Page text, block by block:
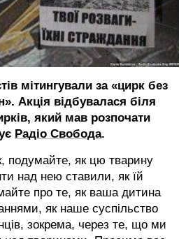
мітингували за «цирк без
Акція відбувалася біля
який мав розпочати
Радіо Свобода.
подумайте, як цю тварину
над нею ставили, як їй
про те, як ваша дитина
як наше суспільство
зокрема, через те, що ми